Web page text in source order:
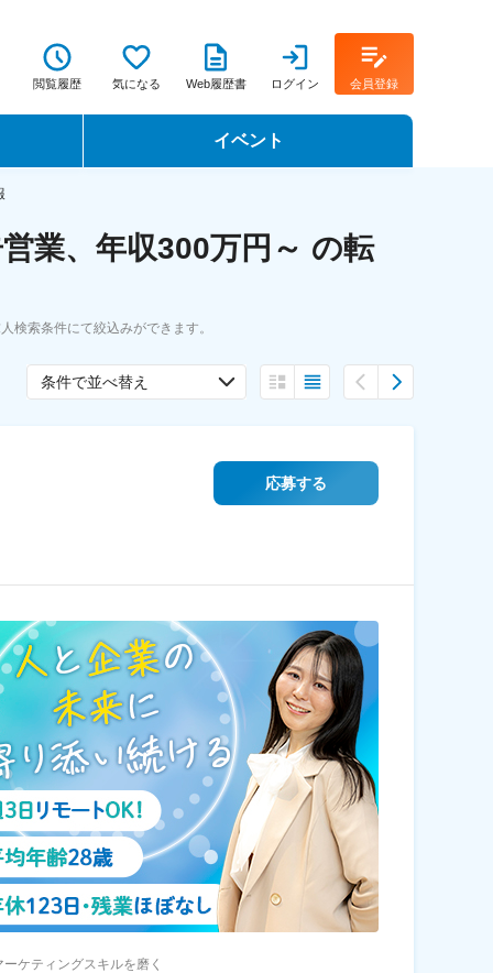
閲覧履歴 気になる Web履歴書 ログイン 会員登録
イベント
転職フェア
業、年収300万円～ の転
検索条件にて絞込みができます。
条件で並べ替え
応募する
ケティングスキルを磨く